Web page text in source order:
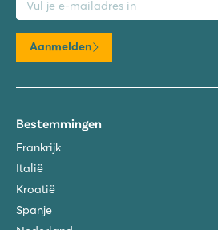
Aanmelden
Bestemmingen
Frankrijk
Italië
Kroatië
Spanje